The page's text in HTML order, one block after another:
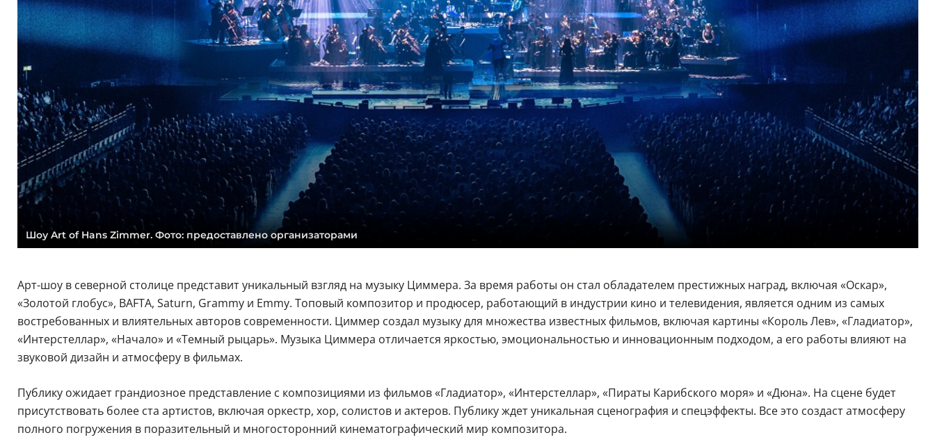
Шоу Art of Hans Zimmer. Фото: предоставлено организаторами
Арт-шоу в северной столице представит уникальный взгляд на музыку Циммера. За время работы он стал обладателем престижных наград, включая «Оскар»,
«Золотой глобус», BAFTA, Saturn, Grammy и Emmy. Топовый композитор и продюсер, работающий в индустрии кино и телевидения, является одним из самых
востребованных и влиятельных авторов современности. Циммер создал музыку для множества известных фильмов, включая картины «Король Лев», «Гладиатор»,
«Интерстеллар», «Начало» и «Темный рыцарь». Музыка Циммера отличается яркостью, эмоциональностью и инновационным подходом, а его работы влияют на
звуковой дизайн и атмосферу в фильмах.
Публику ожидает грандиозное представление с композициями из фильмов «Гладиатор», «Интерстеллар», «Пираты Карибского моря» и «Дюна». На сцене будет
присутствовать более ста артистов, включая оркестр, хор, солистов и актеров. Публику ждет уникальная сценография и спецэффекты. Все это создаст атмосферу
полного погружения в поразительный и многосторонний кинематографический мир композитора.